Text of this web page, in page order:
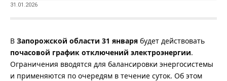
31.01.2026
В Запорожской области 31 января будет действовать
почасовой график отключений электроэнергии.
Ограничения вводятся для балансировки энергосистемы
и применяются по очередям в течение суток. Об этом